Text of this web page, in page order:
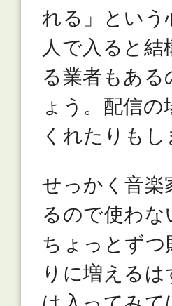
れる」という
人で入ると
る業者もあ
ょう。配信
くれたりもし
せっかく音楽
るので使わ
ちょっとず
りに増える